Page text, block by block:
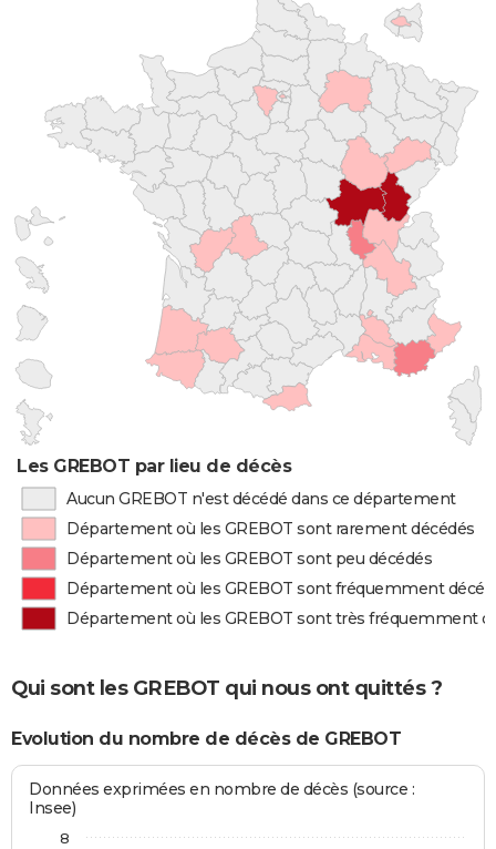
Les GREBOT par lieu de décès
Aucun GREBOT n'est décédé dans ce département
Département où les GREBOT sont rarement décédés
Département où les GREBOT sont peu décédés
Département où les GREBOT sont fréquemment
Département où les GREBOT sont très fréquemment
Qui sont les GREBOT qui nous ont quittés ?
Evolution du nombre de décès de GREBOT
Données exprimées en nombre de décès (source :
Insee)
8